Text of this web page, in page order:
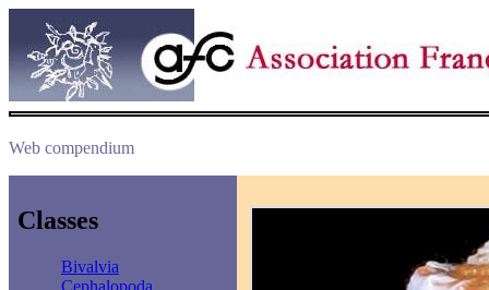
Web compendium
Classes
Bivalvia
Cephalopoda